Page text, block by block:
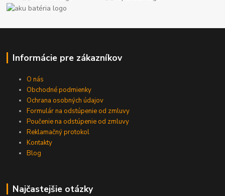
Informácie pre zákazníkov
O nás
Obchodné podmienky
Ochrana osobných údajov
Formulár na odstúpenie od zmluvy
Poučenie na odstúpenie od zmluvy
Reklamačný protokol
Kontakty
Blog
Najčastejšie otázky